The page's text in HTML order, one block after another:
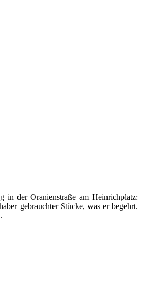
in der Oranienstraße am Heinrichplatz:
gebrauchter Stücke, was er begehrt.